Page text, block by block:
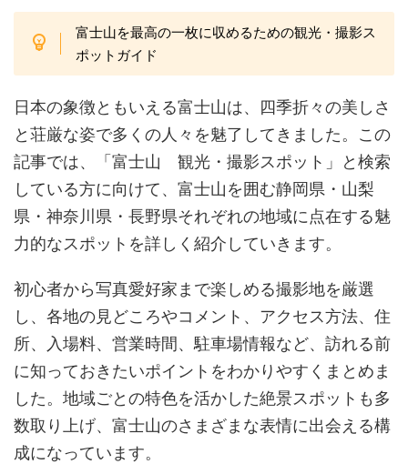
富士山を最高の一枚に収めるための観光・撮影ス
ポットガイド
日本の象徴ともいえる富士山は、四季折々の美しさ
と荘厳な姿で多くの人々を魅了してきました。この
記事では、「富士山 観光・撮影スポット」と検索
している方に向けて、富士山を囲む静岡県・山梨
県・神奈川県・長野県それぞれの地域に点在する魅
力的なスポットを詳しく紹介していきます。
初心者から写真愛好家まで楽しめる撮影地を厳選
し、各地の見どころやコメント、アクセス方法、住
所、入場料、営業時間、駐車場情報など、訪れる前
に知っておきたいポイントをわかりやすくまとめま
した。地域ごとの特色を活かした絶景スポットも多
数取り上げ、富士山のさまざまな表情に出会える構
成になっています。